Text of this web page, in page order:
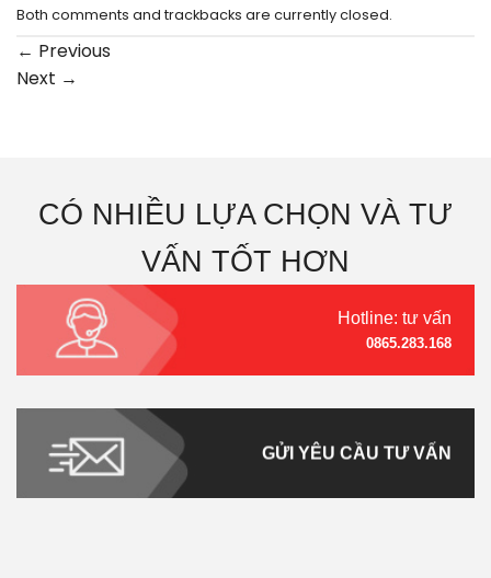
Both comments and trackbacks are currently closed.
← Previous
Next →
CÓ NHIỀU LỰA CHỌN VÀ TƯ
VẤN TỐT HƠN
Hotline: tư vấn
0865.283.168
GỬI YÊU CẦU TƯ VẤN